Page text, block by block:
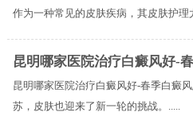
作为一种常见的皮肤疾病，其皮肤护理
昆明哪家医院治疗白癜风好-
昆明哪家医院治疗白癜风好-春季白癜
苏，皮肤也迎来了新一轮的挑战。.....